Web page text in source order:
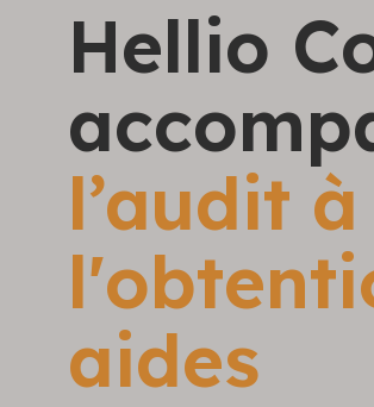
Hellio
l’audit à
aides